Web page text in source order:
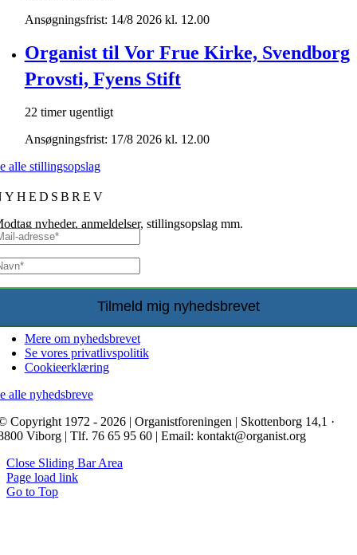
Ansøgningsfrist: 14/8 2026 kl. 12.00
Organist til Vor Frue Kirke, Svendborg
Provsti, Fyens Stift
22 timer ugentligt
Ansøgningsfrist: 17/8 2026 kl. 12.00
alle stillingsopslag
nyheder, anmeldelser, stillingsopslag mm.
Mere om nyhedsbrevet
Se vores privatlivspolitik
Cookieerklæring
alle nyhedsbreve
Copyright 1972 - 2026 | Organistforeningen | Skottenborg 14,1 ·
Viborg | Tlf. 76 65 95 60 | Email: kontakt@organist.org
Close Sliding Bar Area
Page load link
Go to Top